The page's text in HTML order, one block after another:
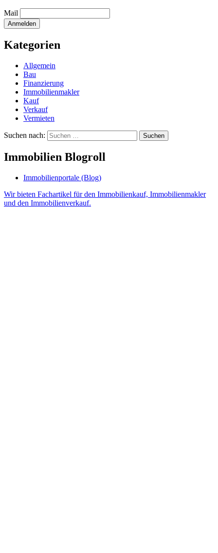
Mail
Kategorien
Allgemein
Bau
Finanzierung
Immobilienmakler
Kauf
Verkauf
Vermieten
Suchen nach:
Immobilien Blogroll
Immobilienportale (Blog)
Wir bieten Fachartikel für den Immobilienkauf, Immobilienmakler
und den Immobilienverkauf.